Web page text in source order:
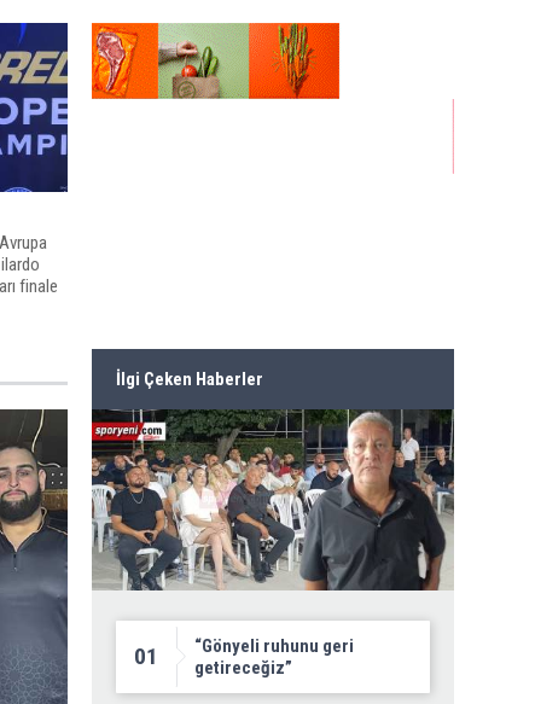
finale
İlgi Çeken Haberler
01
“Gönyeli ruhunu geri
getireceğiz”